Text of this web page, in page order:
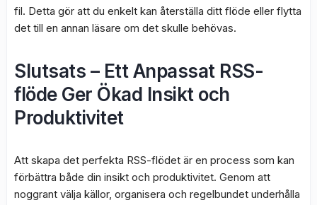
fil. Detta gör att du enkelt kan återställa ditt flöde eller flytta
det till en annan läsare om det skulle behövas.
Slutsats – Ett Anpassat RSS-
flöde Ger Ökad Insikt och
Produktivitet
Att skapa det perfekta RSS-flödet är en process som kan
förbättra både din insikt och produktivitet. Genom att
noggrant välja källor, organisera och regelbundet underhålla